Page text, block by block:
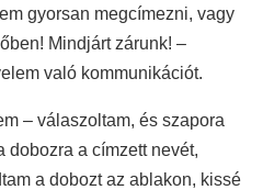
gyorsan megcímezni, vagy
Mindjárt zárunk! –
való kommunikációt.
– válaszoltam, és szapora
dobozra a címzett nevét,
a dobozt az ablakon, kissé